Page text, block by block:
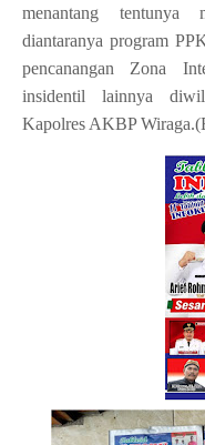
menantang tentunya
diantaranya program
pencanangan Zona
insidentil lainnya
Kapolres AKBP